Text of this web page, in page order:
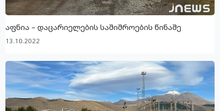
აფნია – დაცარიელების საშიშროების წინაშე
13.10.2022